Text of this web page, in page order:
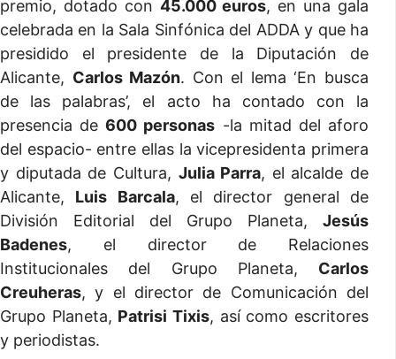
premio, dotado con 45.000 euros, en una gala
celebrada en la Sala Sinfónica del ADDA y que ha
presidido el presidente de la Diputación de
Alicante, Carlos Mazón. Con el lema ‘En busca
de las palabras’, el acto ha contado con la
presencia de600 personas -la mitad del aforo
del espacio- entre ellas la vicepresidenta primera
y diputada de Cultura, Julia Parra, el alcalde de
Alicante, Luis Barcala, el director general de
División Editorial del Grupo Planeta, Jesús
Badenes, el director de Relaciones
Institucionales del Grupo Planeta, Carlos
Creuheras, y el director de Comunicación del
Grupo Planeta, Patrisi Tixis, así como escritores
y periodistas.